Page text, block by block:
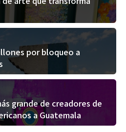
por bloqueo a
grande de creadores de
a Guatemala